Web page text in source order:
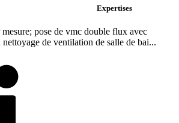
Expertises
pose de vmc double flux avec
de ventilation de salle de bai...